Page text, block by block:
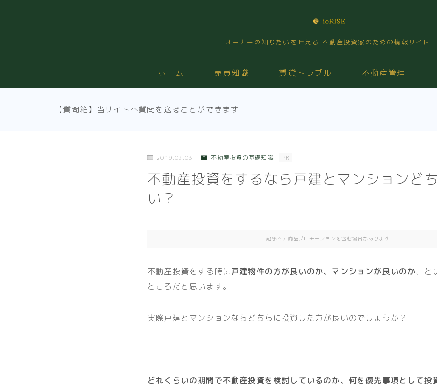
オーナーの知りたいを叶える 不動産投資家のための情報サイト
ホーム 売買知識 賃貸トラブル 不動産管理
【質問箱】当サイトへ質問を送ることができます
2019.09.03 不動産投資の基礎知識 PR
不動産投資をするなら戸建とマンションど
い？
記事内に商品プロモーションを含む場合があります
不動産投資をする時に戸建物件の方が良いのか、マンションが良いのか、と
ところだと思います。
実際戸建とマンションならどちらに投資した方が良いのでしょうか？
どれくらいの期間で不動産投資を検討しているのか、何を優先事項として投